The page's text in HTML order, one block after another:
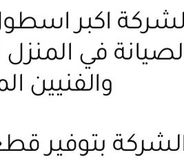
اكبر
في
والفنيين
بتوفير